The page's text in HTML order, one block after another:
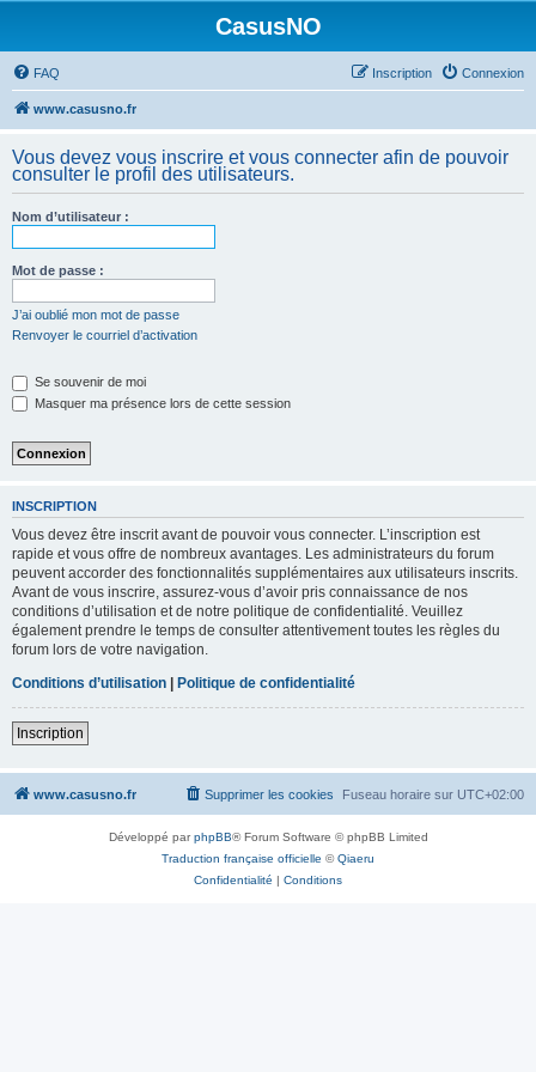
CasusNO
FAQ Connexion
Inscription
www.casusno.fr
Vous devez vous inscrire et vous connecter afin de pouvoir
consulter le profil des utilisateurs.
Nom d’utilisateur :
Mot de passe :
J’ai oublié mon mot de passe
Renvoyer le courriel d’activation
Se souvenir de moi
Masquer ma présence lors de cette session
INSCRIPTION
Vous devez être inscrit avant de pouvoir vous connecter. L’inscription est
rapide et vous offre de nombreux avantages. Les administrateurs du forum
peuvent accorder des fonctionnalités supplémentaires aux utilisateurs inscrits.
Avant de vous inscrire, assurez-vous d’avoir pris connaissance de nos
conditions d’utilisation et de notre politique de confidentialité. Veuillez
également prendre le temps de consulter attentivement toutes les règles du
forum lors de votre navigation.
Conditions d’utilisation | Politique de confidentialité
Inscription
www.casusno.fr Fuseau horaire sur UTC+02:00
Supprimer les cookies
Développé parphpBB® Forum Software © phpBB Limited
Traduction française officielle ©Qiaeru
Confidentialité | Conditions